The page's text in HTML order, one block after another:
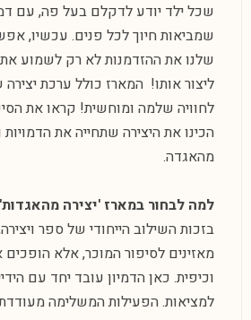
שכל ילד יודע לדקלם בעל פה, עם
שמביאות חיוך לכל פנים. עכשיו,
שלנו את ההזדמנות לא רק לשמוע
ליצור אותו! המארז כולל ערכת
לחוויה שלמה ומוחשית! קראו את
הכינו את היצירה שתחייה את
מהאגדה.
למה לבחור במארז 'יצירה מהאגדות
בזכות השילוב הייחודי של ספר
מאזינים לסיפור המוכר, אלא הופכים
וכיפית. כאן הדמיון עובד יחד עם
למציאות. הפעילות המשלימה